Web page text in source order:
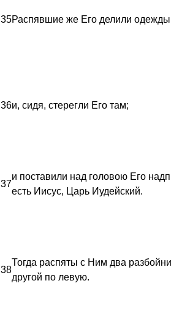
35Распявшие же Его делили
36и, сидя, стерегли Его там;
37
и поставили над головою Его
есть Иисус, Царь Иудейский.
38
Тогда распяты с Ним два
другой по левую.